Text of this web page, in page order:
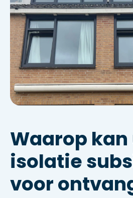
Waarop kan
isolatie
voor